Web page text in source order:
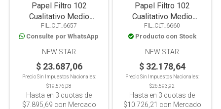
Papel Filtro 102
Cualitativo Medio
150mm X 100u
FIL_CLT_6657
Consulte por WhatsApp
NEW STAR
$ 23.687,06
Precio Sin Impuestos Nacionales:
$19.576,08
Hasta en 3 cuotas de
$7.895,69 con Mercado
Papel Filtro 102
Cualitativo Medio
180mm X 100u
FIL_CLT_6660
Producto con Stock
NEW STAR
$ 32.178,64
Precio Sin Impuestos Nacionales:
$26.593,92
Hasta en 3 cuotas de
$10.726,21 con Mercado